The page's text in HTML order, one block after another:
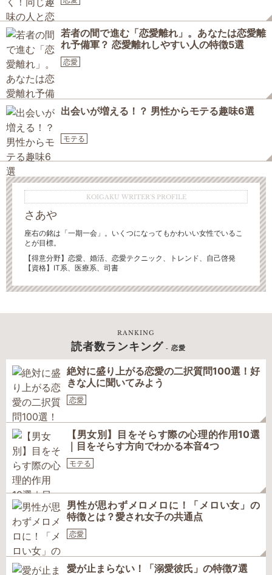
若者の間で進む「恋愛離れ」。あなたは恋愛離
れ予備軍？ 恋愛離れしやすい人の特徴5選
恋愛
出会いが増える！？ 男性からモテる趣味6選
モテる
KOIGAKU WRITER'S PROFILE
さあや
座右の銘は「一期一会」。いくつになってもかわいい女性でいるこ
とが目標。
【得意分野】 恋愛、婚活、恋愛テクニック、トレンド、自己啓発
【資格】IT系、医療系、司書
RANKING
読者数ランキング - 恋愛
絶対に盛り上がる恋愛の二択質問100選！好
きな人に聞いてみよう
恋愛
【男女別】目をそらす際の心理的作用10選
｜目をそらす方向でわかる本音4つ
モテる
男性が思わずメロメロに！「メロい女」の
特徴とは？愛され女子の共通点
恋愛
愛が止まらない！「溺愛彼氏」の特徴7選